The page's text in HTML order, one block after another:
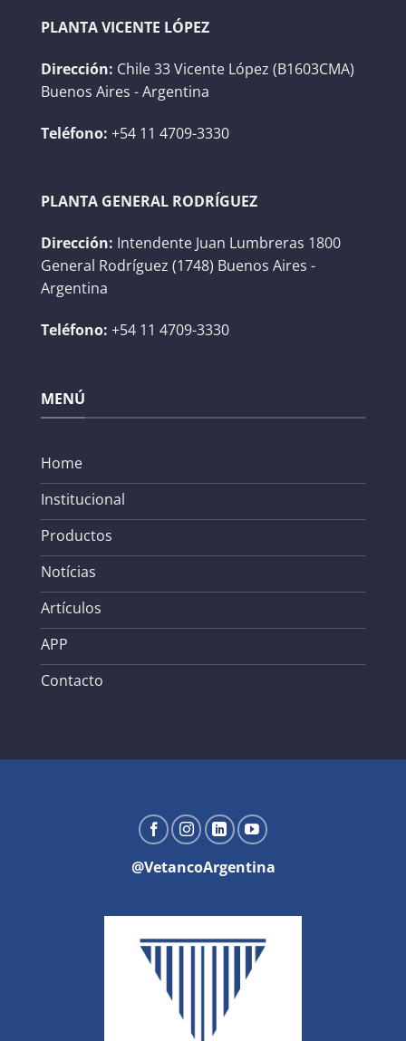
PLANTA VICENTE LÓPEZ
Dirección: Chile 33 Vicente López (B1603CMA)
Buenos Aires - Argentina
Teléfono: +54 11 4709-3330
PLANTA GENERAL RODRÍGUEZ
Dirección: Intendente Juan Lumbreras 1800
General Rodríguez (1748) Buenos Aires -
Argentina
Teléfono: +54 11 4709-3330
MENÚ
Home
Institucional
Productos
Notícias
Artículos
APP
Contacto
@VetancoArgentina